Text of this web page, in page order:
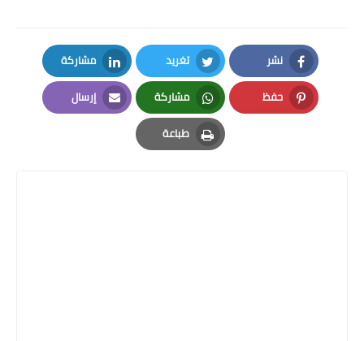
نشر
Facebook
تغريد
Twitter
مشاركة
LinkedIn
حفظ
Pinterest
مشاركة
Whatsapp
إرسال
Email
طباعة
Print